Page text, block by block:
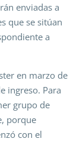
enviadas a
que se sitúan
a
en marzo de
ingreso. Para
grupo de
porque
con el